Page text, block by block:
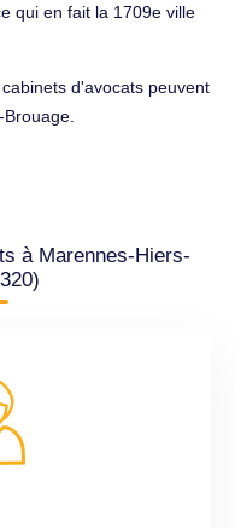
qui en fait la 1709e ville
d'avocats peuvent
à Marennes-Hiers-